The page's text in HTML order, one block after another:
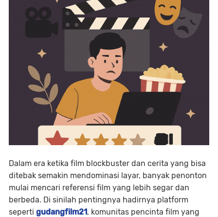
Dalam era ketika film blockbuster dan cerita yang bisa
ditebak semakin mendominasi layar, banyak penonton
mulai mencari referensi film yang lebih segar dan
berbeda. Di sinilah pentingnya hadirnya platform
seperti gudangfilm21, komunitas pencinta film yang